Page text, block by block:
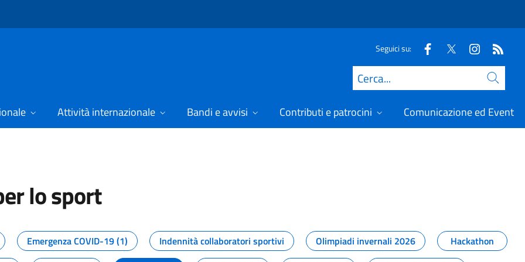
Seguici su:
Cerca
Attività internazionale Bandi e avvisi Contributi e patrocini Comunicazione ed Eventi
lo sport
dal Dipartimento per lo sport
Emergenza COVID-19 (1) Indennità collaboratori sportivi Olimpiadi invernali 2026
Hackathon